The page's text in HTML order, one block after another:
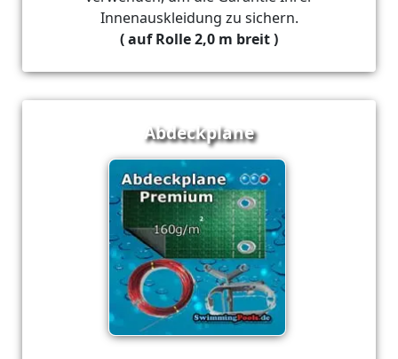
Innenauskleidung zu sichern.
( auf Rolle 2,0 m breit )
Abdeckplane